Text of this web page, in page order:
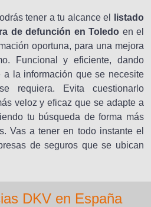
tener a tu alcance el
listado
de defunción en Toledo en el
oportuna, para una mejora
Funcional y eficiente, dando
a la información que se necesite
requiera. Evita cuestionarlo
veloz y eficaz que se adapte a
tu búsqueda de forma más
Vas a tener en todo instante el
de seguros que se ubican
DKV en España